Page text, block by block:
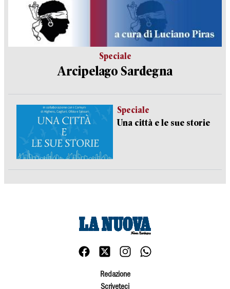
Speciale
Arcipelago Sardegna
Speciale
Una città e le sue storie
Redazione
Scriveteci